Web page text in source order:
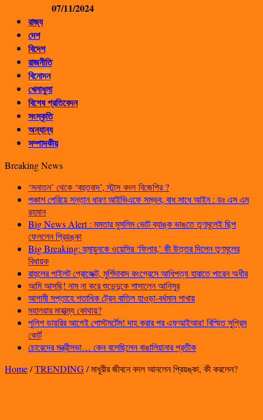
07/11/2024
রাজ্য
দেশ
বিদেশ
রাজনীতি
বিনোদন
খেলাধুলা
বিশেষ প্রতিবেদন
সংস্কৃতি
অন্যান্য
সম্পাদকীয়
Breaking News
‘সনাতন’ থেকে ‘বহুতবাদ’, স্টান্স বদল বিজেপির ?
পঞ্চাশ পেরিয়ে সন্তান ধারণ আইভিএফে সম্ভব, বাধ সাধে আইন : ডঃ এস এম
রহমান
Big News Alert : মমতার মুসলিম ভোট ব্যাঙ্ক ভাঙতে তৃণমূলেই ছিপ
ফেললেন প্রিয়ঙ্কা
Big Breaking: হুমায়ুনকে ওয়েসির ‘ফিলার,’ কী উত্তর দিলেন তৃণমূলের
বিধায়ক
রাহুলের পাইলট প্রোজেক্ট, মুর্শিদাবাদ কংগ্রেসে আধিপত্য হারাতে পারেন অধীর
আমি আসছি! নাম না করে শুভেন্দুকে শাসালেন আনিসুর
আগামী সপ্তাহে শতাধিক ট্রেন বাতিল হাওড়া-বর্ধমান শাখায়
মহালয়ার মাহাত্ম্য কোথায়?
পুলিশ ডায়রির আগেই পোস্টমর্টেম! দাহ করার পর এফআইআর! বিস্মিত সুপ্রিম
কোর্ট
চোরেদের মন্ত্রীসভা… কেন বলেছিলেন বাঙালিয়ানার প্রতীক
Home/TRENDING/মাধুরীর জীবনে বদল আনলেন প্রিয়ঙ্কা, কী করলেন?